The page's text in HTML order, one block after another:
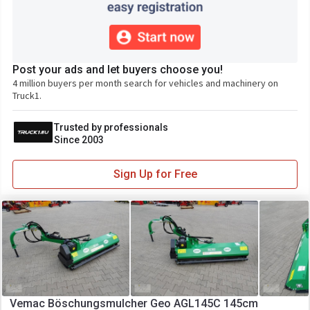
Post your ads and let buyers choose you!
4 million buyers per month search for vehicles and machinery on
Truck1.
Trusted by professionals
Since 2003
Sign Up for Free
Vemac Böschungsmulcher Geo AGL145C 145cm